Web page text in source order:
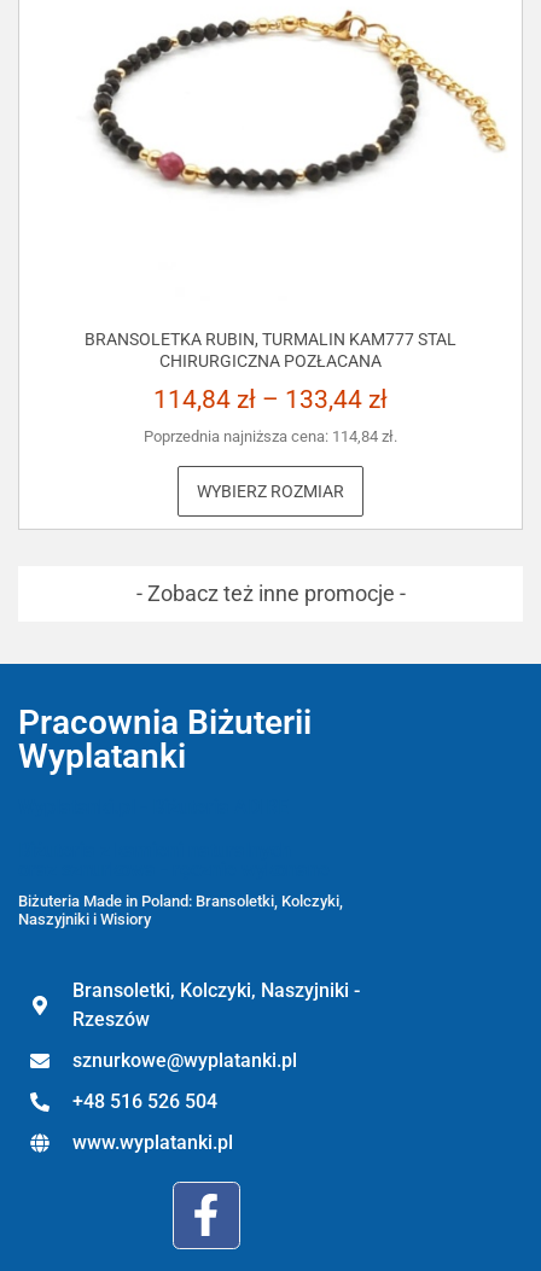
BRANSOLETKA RUBIN, TURMALIN KAM777 STAL
CHIRURGICZNA POZŁACANA
114,84 zł – 133,44 zł
Poprzednia najniższa cena: 114,84 zł.
WYBIERZ ROZMIAR
- Zobacz też inne promocje -
Pracownia Biżuterii
Wyplatanki
Biżuteria Made in Poland: Bransoletki, Kolczyki,
Naszyjniki i Wisiory
Bransoletki, Kolczyki, Naszyjniki -
Rzeszów
sznurkowe@wyplatanki.pl
+48 516 526 504
www.wyplatanki.pl